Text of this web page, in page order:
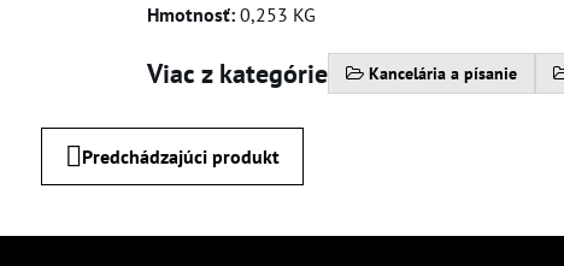
Hmotnosť:0,253 KG
Viac z kategórie Kancelária a písanie
Predchádzajúci produkt